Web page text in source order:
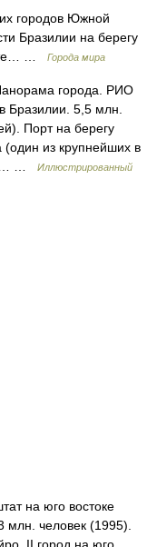
городов Южной
Бразилии на берегу
…
Города мира
города. РИО
5,5 млн.
Порт на берегу
(один из крупнейших в
…
Иллюстрированный
на юго востоке
человек (1995).